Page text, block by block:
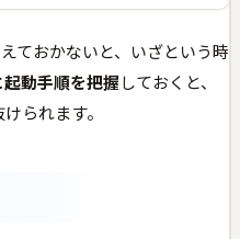
ておかないと、いざという時
動手順を把握しておくと、
られます。